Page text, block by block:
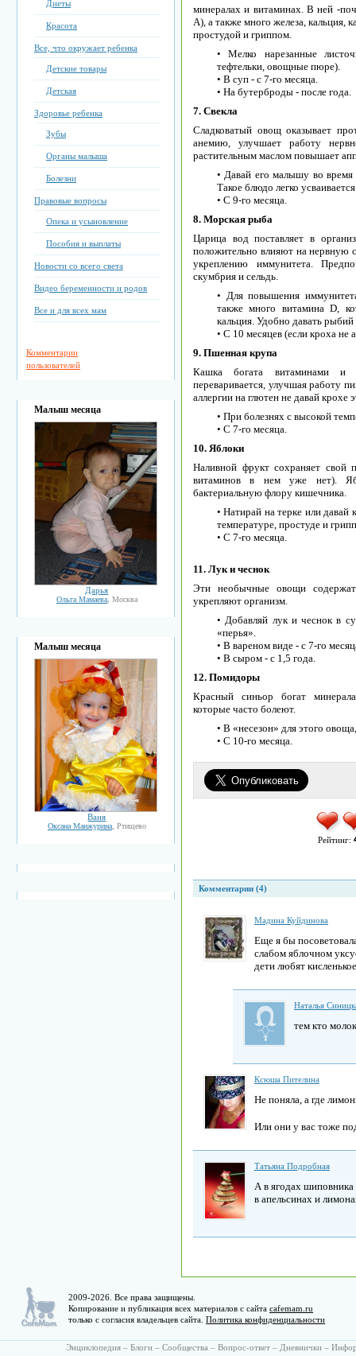
Диеты
Красота
Все, что окружает ребенка
Детские товары
Детская
Здоровье ребенка
Зубы
Органы малыша
Болезни
Правовые вопросы
Опека и усыновление
Пособия и выплаты
Новости со всего света
Видео беременности и родов
Все и для всех мам
Комментарии
пользователей
Малыш месяца
Дарья
Ольга Мамаева , Москва
Малыш месяца
Ваня
Оксана Манжурина, Ртищево
минералах и витаминах. В ней -
А), а также много железа, кальция,
простудой и гриппом.
• Мелко нарезанные
тефтельки, овощные пюре).
• В суп - с 7-го месяца.
• На бутерброды - после года.
7. Свекла
Сладковатый овощ оказывает
анемию, улучшает работу
растительным маслом повышает
• Давай его малышу во время
Такое блюдо легко
• С 9-го месяца.
8. Морская рыба
Царица вод поставляет в
положительно влияют на нервную
укреплению иммунитета.
скумбрия и сельдь.
• Для повышения
также много витамина D,
кальция. Удобно давать
• С 10 месяцев (если кроха не
9. Пшенная крупа
Кашка богата витаминами и
переваривается, улучшая работу
аллергии на глютен не давай крохе
• При болезнях с высокой
• С 7-го месяца.
10. Яблоки
Наливной фрукт сохраняет свой
витаминов в нем уже нет).
бактериальную флору кишечника.
• Натирай на терке или
температуре, простуде и
• С 7-го месяца.
11. Лук и чеснок
Эти необычные овощи
укрепляют организм.
• Добавляй лук и чеснок в
«перья».
• В вареном виде - с 7-го
• В сыром - с 1,5 года.
12. Помидоры
Красный синьор богат
которые часто болеют.
• В «несезон» для этого
• С 10-го месяца.
Рейтинг:
Комментарии (4)
Мадина Куйдинова
Еще я бы
слабом яблочном
дети любят
Наталья
тем кто
Ксюша Пителина
Не поняла, а где
Или они у вас тоже
Татьяна Подробная
А в ягодах
в апельсинах и
2009-2026. Все права защищены.
Копирование и публикация всех материалов с сайта cafemam.ru
только с согласия владельцев сайта. Политика конфиденциальности
Энциклопедия – Блоги – Сообщества – Вопрос-ответ – Дневнички –